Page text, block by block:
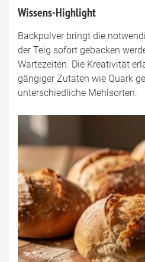
Wissens-Highlight
Backpulver bringt die
der Teig sofort gebacken
Wartezeiten. Die Kreativität
gängiger Zutaten wie Quark
unterschiedliche Mehlsorten.